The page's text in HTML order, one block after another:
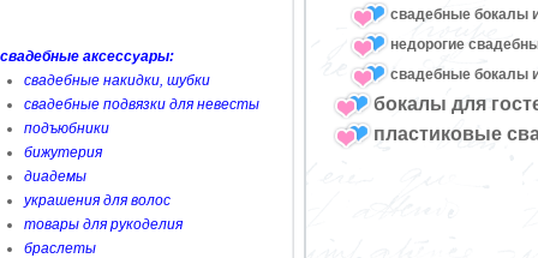
свадебные аксессуары:
свадебные накидки, шубки
свадебные подвязки для невесты
подъюбники
бижутерия
диадемы
украшения для волос
товары для рукоделия
браслеты
свадебные бокалы
недорогие
свадебные бокалы
бокалы для
пластиковые